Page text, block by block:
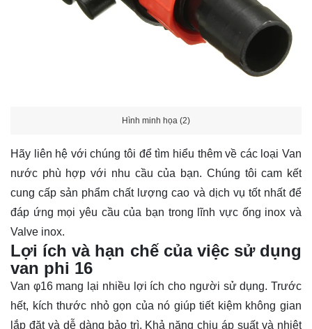
Hình minh họa (2)
Hãy liên hệ với chúng tôi để tìm hiểu thêm về các loại Van
nước phù hợp với nhu cầu của bạn. Chúng tôi cam kết
cung cấp sản phẩm chất lượng cao và dịch vụ tốt nhất để
đáp ứng mọi yêu cầu của bạn trong lĩnh vực ống inox và
Valve inox.
Lợi ích và hạn chế của việc sử dụng
van phi 16
Van φ16 mang lại nhiều lợi ích cho người sử dụng. Trước
hết, kích thước nhỏ gọn của nó giúp tiết kiệm không gian
lắp đặt và dễ dàng bảo trì. Khả năng chịu áp suất và nhiệt